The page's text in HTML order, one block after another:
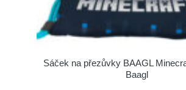
Sáček na přezůvky BAAGL
Baagl